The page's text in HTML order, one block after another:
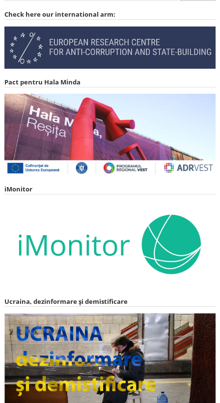
Check here our international arm:
Pact pentru Hala Minda
iMonitor
Ucraina, dezinformare și demistificare